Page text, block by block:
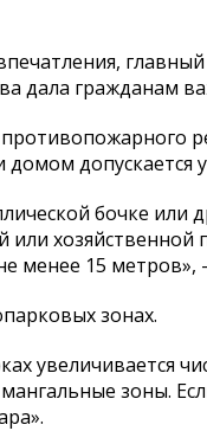
дала гражданам
допускается
бочке
хозяйственной
менее 15
зонах.
увеличивается
зоны.